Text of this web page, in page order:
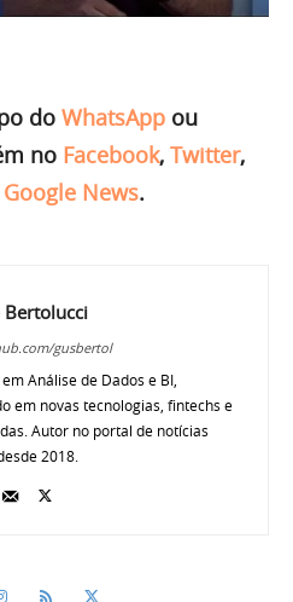
do WhatsApp ou
no Facebook, Twitter,
Google News.
Bertolucci
gusbertol
Análise de Dados e BI,
em novas tecnologias, fintechs e
Autor no portal de notícias
2018.